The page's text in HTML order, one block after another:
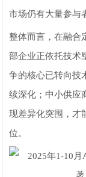
市场仍有大量参与
整体而言，在融合
部企业正依托技术
争的核心已转向技
续深化；中小供应
现差异化突围，才
位。